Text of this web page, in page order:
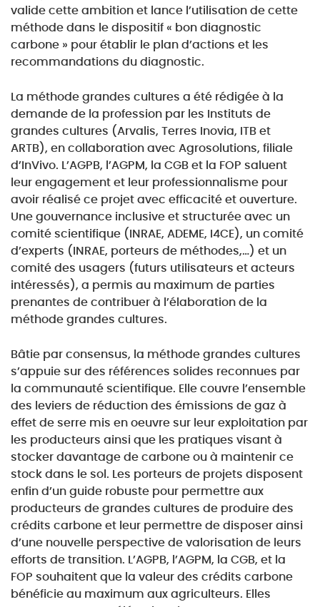
valide cette ambition et lance l’utilisation de cette
méthode dans le dispositif « bon diagnostic
carbone » pour établir le plan d’actions et les
recommandations du diagnostic.
La méthode grandes cultures a été rédigée à la
demande de la profession par les Instituts de
grandes cultures (Arvalis, Terres Inovia, ITB et
ARTB), en collaboration avec Agrosolutions, filiale
d’InVivo. L’AGPB, l’AGPM, la CGB et la FOP saluent
leur engagement et leur professionnalisme pour
avoir réalisé ce projet avec efficacité et ouverture.
Une gouvernance inclusive et structurée avec un
comité scientifique (INRAE, ADEME, I4CE), un comité
d’experts (INRAE, porteurs de méthodes,…) et un
comité des usagers (futurs utilisateurs et acteurs
intéressés), a permis au maximum de parties
prenantes de contribuer à l’élaboration de la
méthode grandes cultures.
Bâtie par consensus, la méthode grandes cultures
s’appuie sur des références solides reconnues par
la communauté scientifique. Elle couvre l’ensemble
des leviers de réduction des émissions de gaz à
effet de serre mis en oeuvre sur leur exploitation par
les producteurs ainsi que les pratiques visant à
stocker davantage de carbone ou à maintenir ce
stock dans le sol. Les porteurs de projets disposent
enfin d’un guide robuste pour permettre aux
producteurs de grandes cultures de produire des
crédits carbone et leur permettre de disposer ainsi
d’une nouvelle perspective de valorisation de leurs
efforts de transition. L’AGPB, l’AGPM, la CGB, et la
FOP souhaitent que la valeur des crédits carbone
bénéficie au maximum aux agriculteurs. Elles